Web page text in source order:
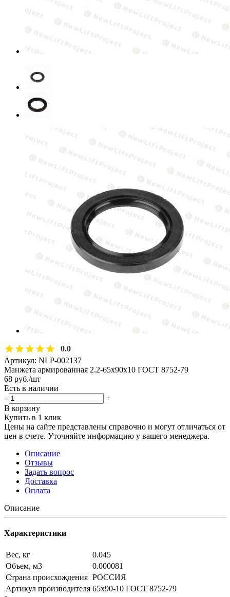
0.0
Артикул: NLP-002137
Манжета армированная 2.2-65х90х10 ГОСТ 8752-79
68 руб./шт
Есть в наличии
-
+
В корзину
Купить в 1 клик
Цены на сайте представлены справочно и могут отличаться от
цен в счете. Уточняйте информацию у вашего менеджера.
Описание
Отзывы
Задать вопрос
Доставка
Оплата
Описание
Характеристики
Вес, кг
0.045
Объем, м3
0.000081
Страна происхождения РОССИЯ
Артикул производителя 65х90-10 ГОСТ 8752-79